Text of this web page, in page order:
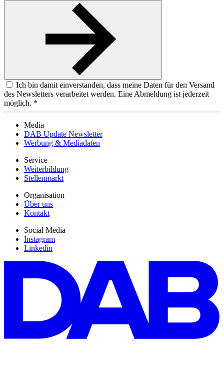
Ich bin damit einverstanden, dass meine Daten für den Versand
des Newsletters verarbeitet werden. Eine Abmeldung ist jederzeit
möglich. *
Media
DAB Update Newsletter
Werbung & Mediadaten
Service
Weiterbildung
Stellenmarkt
Organisation
Über uns
Kontakt
Social Media
Instagram
Linkedin